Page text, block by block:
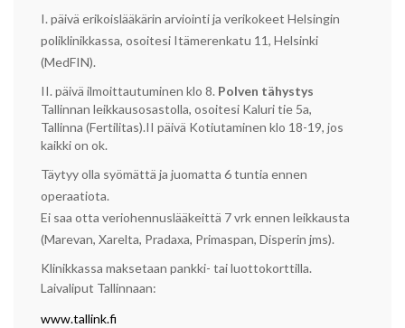
I. päivä erikoislääkärin arviointi ja verikokeet Helsingin
poliklinikkassa, osoitesi Itämerenkatu 11, Helsinki
(MedFIN).
II. päivä ilmoittautuminen klo 8. Polven tähystys
Tallinnan leikkausosastolla, osoitesi Kaluri tie 5a,
Tallinna (Fertilitas).II päivä Kotiutaminen klo 18-19, jos
kaikki on ok.
Täytyy olla syömättä ja juomatta 6 tuntia ennen
operaatiota.
Ei saa otta veriohennuslääkeittä 7 vrk ennen leikkausta
(Marevan, Xarelta, Pradaxa, Primaspan, Disperin jms).
Klinikkassa maksetaan pankki- tai luottokorttilla.
Laivaliput Tallinnaan:
www.tallink.fi